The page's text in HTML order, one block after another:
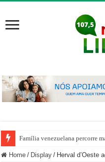
Família venezuelana percorre
Home / Display / Herval d’Oeste